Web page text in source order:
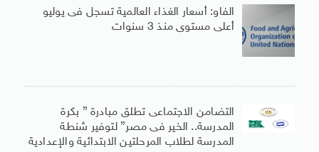
الفاو: أسعار الغذاء العالمية تسجل فى يوليو
أعلى مستوى منذ 3 سنوات
التضامن الاجتماعى تطلق مبادرة ” بكرة
المدرسة.. الخير فى مصر” لتوفير شنطة
المدرسة لطلاب المرحلتين الابتدائية والإعدادية